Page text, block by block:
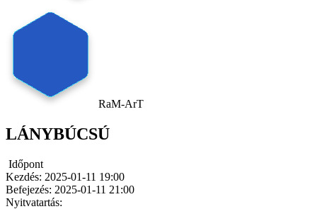
RaM-ArT
LÁNYBÚCSÚ
Időpont
Kezdés: 2025-01-11 19:00
Befejezés: 2025-01-11 21:00
Nyitvatartás: